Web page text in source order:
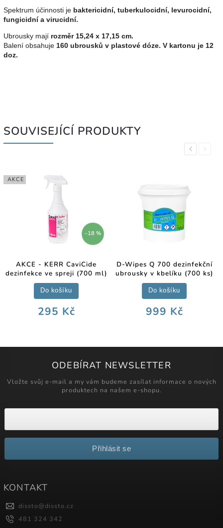
Spektrum účinnosti je baktericidní, tuberkulocidní, levurocidní,
fungicidní a virucidní.
Ubrousky mají rozměr 15,24 x 17,15 cm.
Balení obsahuje 160 ubrousků v plastové dóze. V kartonu je 12
doz.
SOUVISEJÍCÍ PRODUKTY
Previous
AKCE
–18 %
AKCE - KERR CaviCide
dezinfekce ve spreji (700 ml)
295 Kč
Do košíku
D-Wipes Q 700 dezinfekční
ubrousky v kbelíku (700 ks)
999 Kč
Do košíku
Next
ODEBÍRAT NEWSLETTER
Vložte svůj e-mail a my vám budeme zasílat informace o nových
produktech na našem e-shopu.
Přihlásit se
KONTAKT
dissto@dissto.cz
481 324 342